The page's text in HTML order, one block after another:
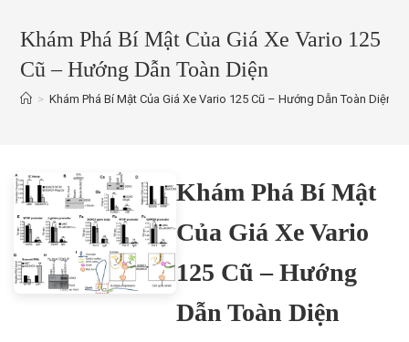
Khám Phá Bí Mật Của Giá Xe Vario 125
Cũ – Hướng Dẫn Toàn Diện
> Khám Phá Bí Mật Của Giá Xe Vario 125 Cũ – Hướng Dẫn Toàn Diện
Khám Phá Bí Mật
Của Giá Xe Vario
125 Cũ – Hướng
Dẫn Toàn Diện